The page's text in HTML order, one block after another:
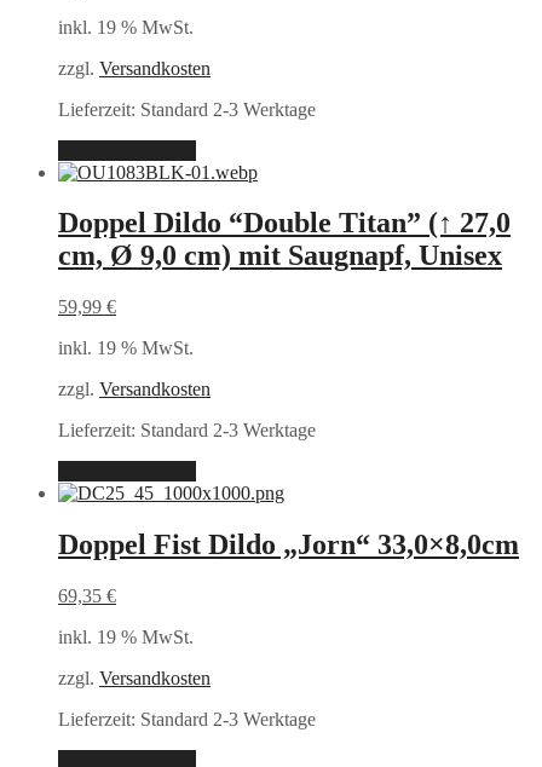
inkl. 19 % MwSt.
zzgl. Versandkosten
Lieferzeit: Standard 2-3 Werktage
Doppel Dildo “Double Titan” (↑ 27,0
cm, Ø 9,0 cm) mit Saugnapf, Unisex
59,99 €
inkl. 19 % MwSt.
zzgl. Versandkosten
Lieferzeit: Standard 2-3 Werktage
Doppel Fist Dildo „Jorn“ 33,0×8,0cm
69,35 €
inkl. 19 % MwSt.
zzgl. Versandkosten
Lieferzeit: Standard 2-3 Werktage